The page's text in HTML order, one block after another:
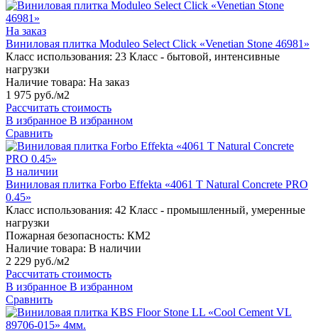
На заказ
Виниловая плитка Moduleo Select Click «Venetian Stone 46981»
Класс использования: 23 Класс - бытовой, интенсивные
нагрузки
Наличие товара: На заказ
1 975 руб./м2
Рассчитать стоимость
В избранное В избранном
Сравнить
В наличии
Виниловая плитка Forbo Effekta «4061 T Natural Concrete PRO
0.45»
Класс использования: 42 Класс - промышленный, умеренные
нагрузки
Пожарная безопасность: КМ2
Наличие товара: В наличии
2 229 руб./м2
Рассчитать стоимость
В избранное В избранном
Сравнить